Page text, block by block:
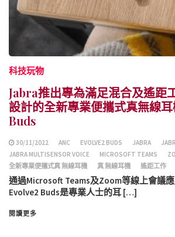
科技玩物
Jabra推出專為滿足混合及遙距
設計的全新專業便攜式真無線
Buds
30/11/2022 ANC EVOLVE2 BUDS JABRA
JABRA MULTISENSOR VOICE
MICROSOFT TEAMS
全新專業便攜式真 無線耳機
真 無線耳機 遙距工作
通過Microsoft Teams及Zoom等線上會議
Evolve2 Buds是專業人士的耳 […]
閱讀更多